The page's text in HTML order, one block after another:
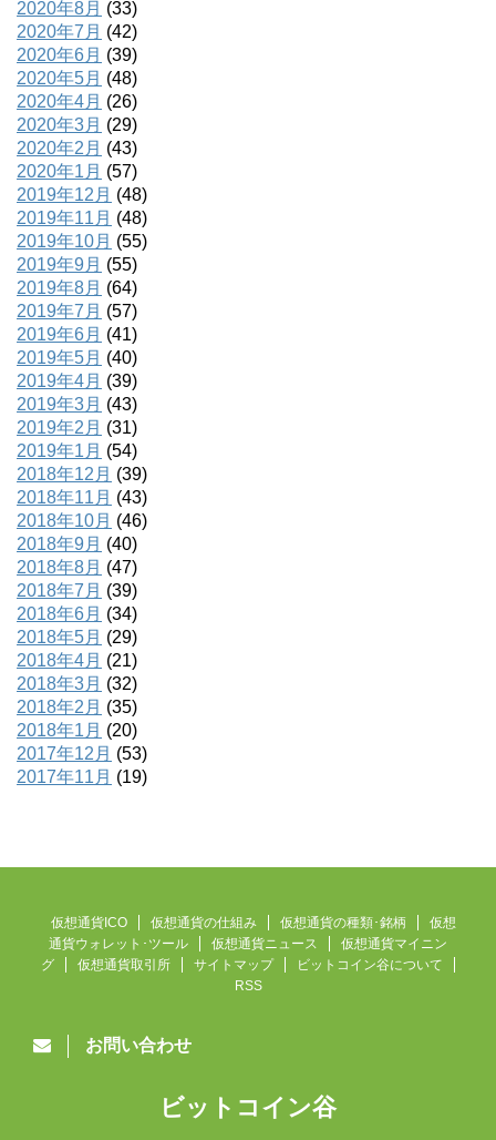
2020年8月 (33)
2020年7月 (42)
2020年6月 (39)
2020年5月 (48)
2020年4月 (26)
2020年3月 (29)
2020年2月 (43)
2020年1月 (57)
2019年12月 (48)
2019年11月 (48)
2019年10月 (55)
2019年9月 (55)
2019年8月 (64)
2019年7月 (57)
2019年6月 (41)
2019年5月 (40)
2019年4月 (39)
2019年3月 (43)
2019年2月 (31)
2019年1月 (54)
2018年12月 (39)
2018年11月 (43)
2018年10月 (46)
2018年9月 (40)
2018年8月 (47)
2018年7月 (39)
2018年6月 (34)
2018年5月 (29)
2018年4月 (21)
2018年3月 (32)
2018年2月 (35)
2018年1月 (20)
2017年12月 (53)
2017年11月 (19)
仮想通貨ICO 仮想通貨の仕組み 仮想通貨の種類･銘柄
仮想
通貨ウォレット･ツール
仮想通貨ニュース
仮想通貨マイニン
グ
仮想通貨取引所 サイトマップ
ビットコイン谷について
RSS
お問い合わせ
ビットコイン谷